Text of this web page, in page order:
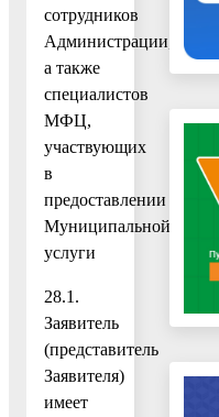
сотрудников
Администрации,
а также
специалистов
МФЦ,
участвующих
в
предоставлении
Муниципальной
услуги
28.1.
Заявитель
(представитель
Заявителя)
имеет